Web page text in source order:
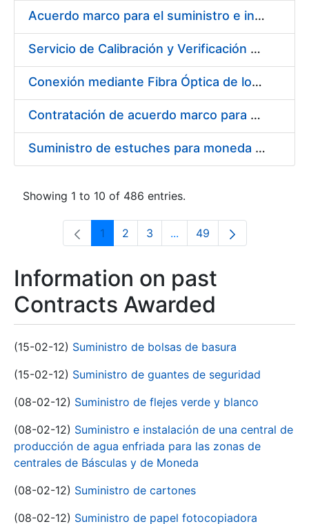
Acuerdo marco para el suministro e instalación de persianas, estores y otros complementos
Servicio de Calibración y Verificación Externa de los Equipos de Medición del Servicio de Prevención de la FNMT-RCM
Conexión mediante Fibra Óptica de los Centros de Proceso de Datos (CPDs) de las sedes de la FNMT-RCM de Burgos y Madrid
Contratación de acuerdo marco para el Suministro de Material de Electricidad para la Fábrica Nacional de Moneda y Timbre-Real Casa de la Moneda en su centro de trabajo de Burgos
Suministro de estuches para moneda de 30 €
Showing 1 to 10 of 486 entries.
Page
1 Page
2 Page
3 ...Intermediate Pages Use
Page
49
Information on past
Contracts Awarded
(15-02-12) Suministro de bolsas de basura
(15-02-12) Suministro de guantes de seguridad
(08-02-12) Suministro de flejes verde y blanco
(08-02-12) Suministro e instalación de una central de
producción de agua enfriada para las zonas de
centrales de Básculas y de Moneda
(08-02-12) Suministro de cartones
(08-02-12) Suministro de papel fotocopiadora